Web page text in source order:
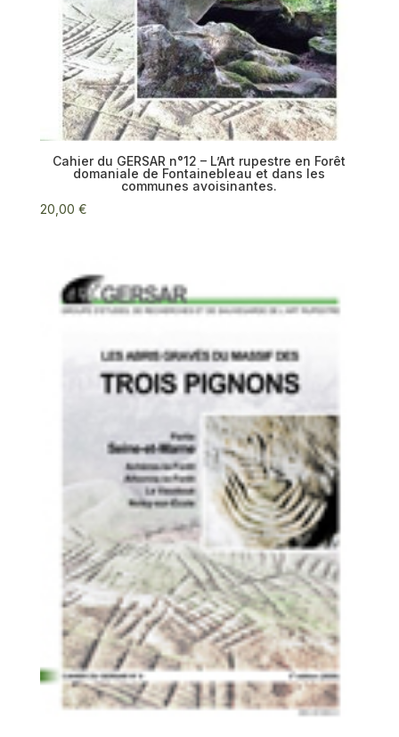
Cahier du GERSAR n°12 – L’Art rupestre en Forêt
domaniale de Fontainebleau et dans les
communes avoisinantes.
20,00 €